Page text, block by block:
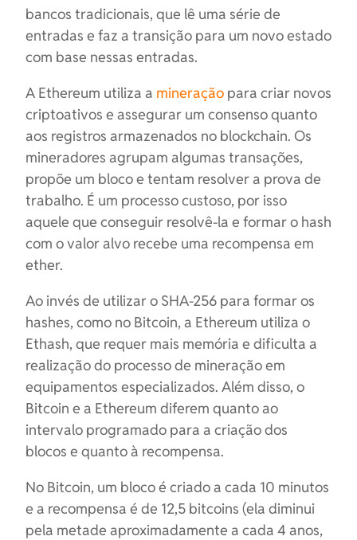
bancos tradicionais, que lê uma série de
entradas e faz a transição para um novo estado
com base nessas entradas.
A Ethereum utiliza a mineração para criar novos
criptoativos e assegurar um consenso quanto
aos registros armazenados no blockchain. Os
mineradores agrupam algumas transações,
propõe um bloco e tentam resolver a prova de
trabalho. É um processo custoso, por isso
aquele que conseguir resolvê-la e formar o hash
com o valor alvo recebe uma recompensa em
ether.
Ao invés de utilizar o SHA-256 para formar os
hashes, como no Bitcoin, a Ethereum utiliza o
Ethash, que requer mais memória e dificulta a
realização do processo de mineração em
equipamentos especializados. Além disso, o
Bitcoin e a Ethereum diferem quanto ao
intervalo programado para a criação dos
blocos e quanto à recompensa.
No Bitcoin, um bloco é criado a cada 10 minutos
e a recompensa é de 12,5 bitcoins (ela diminui
pela metade aproximadamente a cada 4 anos,